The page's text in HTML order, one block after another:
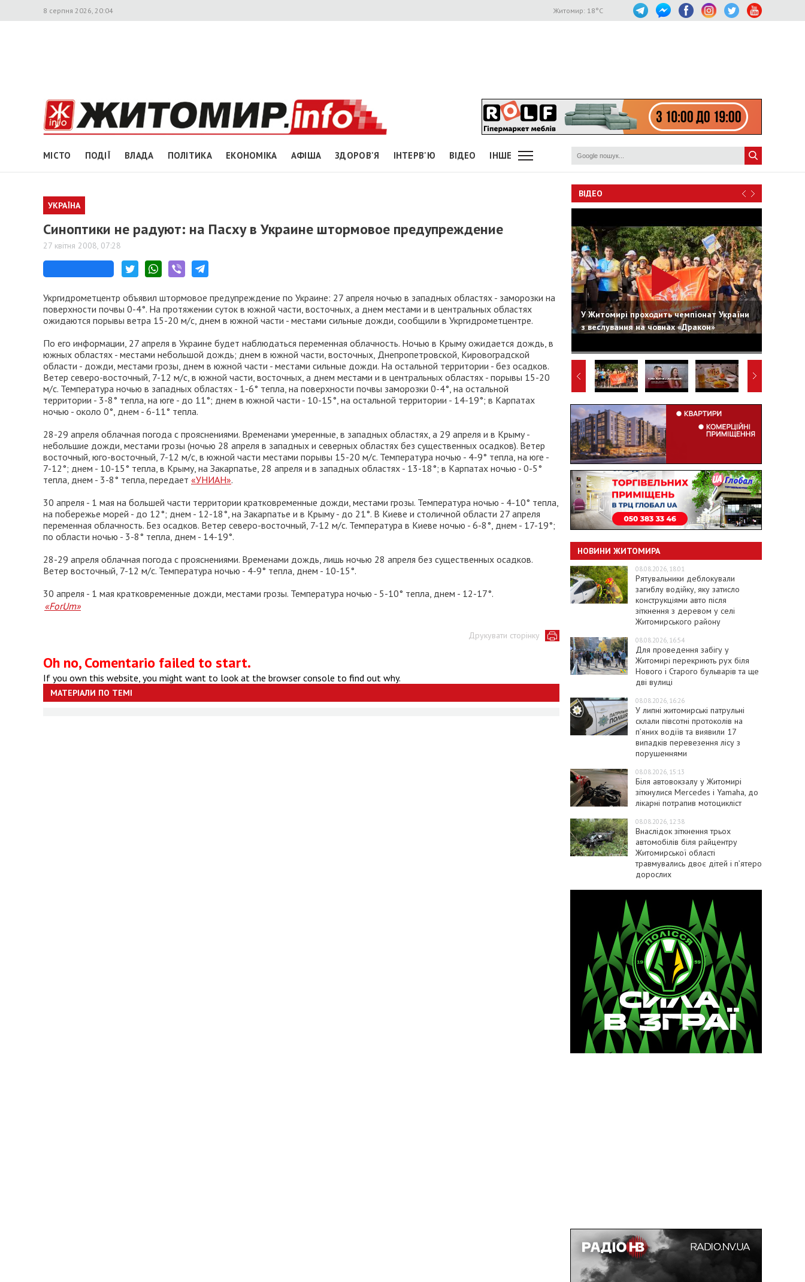
8 серпня 2026, 20:04 Житомир: 18°C
МІСТО ПОДІЇ ВЛАДА ПОЛІТИКА ЕКОНОМІКА АФІША ЗДОРОВ'Я ІНТЕРВ'Ю ВІДЕО ІНШЕ
УКРАЇНА
Синоптики не радуют: на Пасху в Украине штормовое предупреждение
27 квітня 2008, 07:28
Укргидрометцентр объявил штормовое предупреждение по Украине: 27 апреля ночью в западных областях - заморозки на
поверхности почвы 0-4°. На протяжении суток в южной части, восточных, а днем местами и в центральных областях
ожидаются порывы ветра 15-20 м/с, днем в южной части - местами сильные дожди, сообщили в Укргидрометцентре.
По его информации, 27 апреля в Украине будет наблюдаться переменная облачность. Ночью в Крыму ожидается дождь, в
южных областях - местами небольшой дождь; днем в южной части, восточных, Днепропетровской, Кировоградской
области - дожди, местами грозы, днем в южной части - местами сильные дожди. На остальной территории - без осадков.
Ветер северо-восточный, 7-12 м/с, в южной части, восточных, а днем местами и в центральных областях - порывы 15-20
м/с. Температура ночью в западных областях - 1-6° тепла, на поверхности почвы заморозки 0-4°, на остальной
территории - 3-8° тепла, на юге - до 11°; днем в южной части - 10-15°, на остальной территории - 14-19°; в Карпатах
ночью - около 0°, днем - 6-11° тепла.
28-29 апреля облачная погода с прояснениями. Временами умеренные, в западных областях, а 29 апреля и в Крыму -
небольшие дожди, местами грозы (ночью 28 апреля в западных и северных областях без существенных осадков). Ветер
восточный, юго-восточный, 7-12 м/с, в южной части местами порывы 15-20 м/с. Температура ночью - 4-9° тепла, на юге -
7-12°; днем - 10-15° тепла, в Крыму, на Закарпатье, 28 апреля и в западных областях - 13-18°; в Карпатах ночью - 0-5°
тепла, днем - 3-8° тепла, передает «УНИАН».
30 апреля - 1 мая на большей части территории кратковременные дожди, местами грозы. Температура ночью - 4-10° тепла,
на побережье морей - до 12°; днем - 12-18°, на Закарпатье и в Крыму - до 21°. В Киеве и столичной области 27 апреля
переменная облачность. Без осадков. Ветер северо-восточный, 7-12 м/с. Температура в Киеве ночью - 6-8°, днем - 17-19°;
по области ночью - 3-8° тепла, днем - 14-19°.
28-29 апреля облачная погода с прояснениями. Временами дождь, лишь ночью 28 апреля без существенных осадков.
Ветер восточный, 7-12 м/с. Температура ночью - 4-9° тепла, днем - 10-15°.
30 апреля - 1 мая кратковременные дожди, местами грозы. Температура ночью - 5-10° тепла, днем - 12-17°.
«ForUm»
Друкувати сторінку
Oh no, Comentario failed to start.
If you own this website, you might want to look at the browser console to find out why.
МАТЕРІАЛИ ПО ТЕМІ
ВІДЕО
У Житомирі проходить чемпіонат України
з веслування на човнах «Дракон»
НОВИНИ ЖИТОМИРА
08.08.2026, 18:01
Рятувальники деблокували
загиблу водійку, яку затисло
конструкціями авто після
зіткнення з деревом у селі
Житомирського району
08.08.2026, 16:54
Для проведення забігу у
Житомирі перекриють рух біля
Нового і Старого бульварів та ще
дві вулиці
08.08.2026, 16:26
У липні житомирські патрульні
склали півсотні протоколів на
пʼяних водіїв та виявили 17
випадків перевезення лісу з
порушеннями
08.08.2026, 15:13
Біля автовокзалу у Житомирі
зіткнулися Mercedes і Yamaha, до
лікарні потрапив мотоцикліст
08.08.2026, 12:38
Внаслідок зіткнення трьох
автомобілів біля райцентру
Житомирської області
травмувались двоє дітей і пʼятеро
дорослих